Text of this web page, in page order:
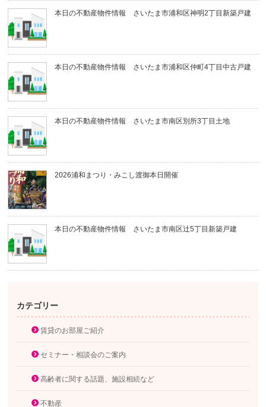
本日の不動産物件情報 さいたま市浦和区神明2丁目新築戸建
本日の不動産物件情報 さいたま市浦和区仲町4丁目中古戸建
本日の不動産物件情報 さいたま市南区別所3丁目土地
2026浦和まつり・みこし渡御本日開催
本日の不動産物件情報 さいたま市南区辻5丁目新築戸建
カテゴリー
賃貸のお部屋ご紹介
セミナー・相談会のご案内
高齢者に関する話題、施設相続など
不動産